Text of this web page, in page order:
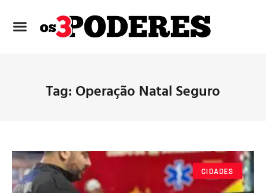
Tag: Operação Natal Seguro
CIDADES